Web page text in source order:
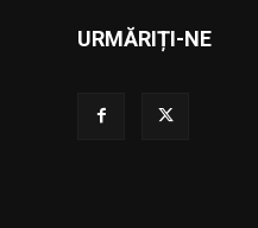
URMĂRIȚI-NE